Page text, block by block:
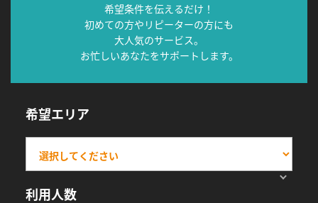
希望条件を伝えるだけ！
初めての方やリピーターの方にも
大人気のサービス。
お忙しいあなたをサポートします。
希望エリア
利用人数